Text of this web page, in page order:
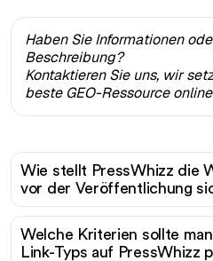
Haben Sie Informationen
Beschreibung?
Kontaktieren Sie uns, wir
beste GEO-Ressource
Wie stellt PressWhizz die
vor der Veröffentlichung
Welche Kriterien sollte
Link-Typs auf PressWhizz